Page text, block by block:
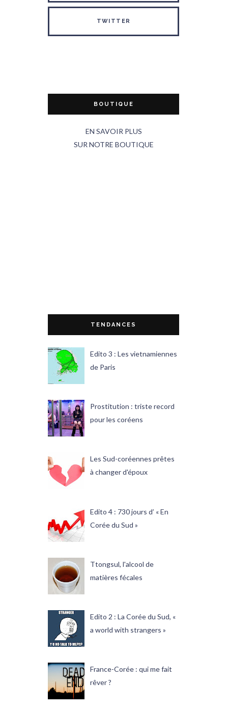
TWITTER
BOUTIQUE
EN SAVOIR PLUS
SUR NOTRE BOUTIQUE
TENDANCES
Edito 3 : Les vietnamiennes
de Paris
Prostitution : triste record
pour les coréens
Les Sud-coréennes prêtes
à changer d'époux
Edito 4 : 730 jours d’ « En
Corée du Sud »
Ttongsul, l'alcool de
matières fécales
Edito 2 : La Corée du Sud, «
a world with strangers »
France-Corée : qui me fait
rêver ?